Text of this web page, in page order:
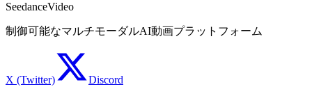
SeedanceVideo
制御可能なマルチモーダルAI動画プラットフォーム
X (Twitter) Discord